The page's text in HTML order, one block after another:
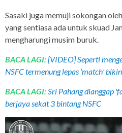
Sasaki juga memuji sokongan
yang sentiasa ada untuk skuad
mengharungi musim buruk.
BACA LAGI:[VIDEO] Seperti
NSFC termenung lepas ‘match’
BACA LAGI:Sri Pahang dianggap
berjaya sekat 3 bintang NSFC